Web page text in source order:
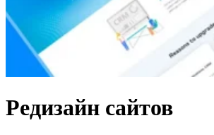
Редизайн сайтов